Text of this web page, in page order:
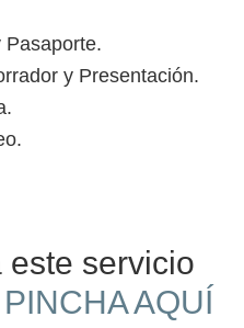
Pasaporte.
y Presentación.
este servicio
PINCHA AQUÍ